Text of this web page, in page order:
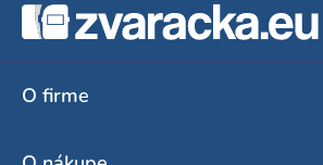
O firme